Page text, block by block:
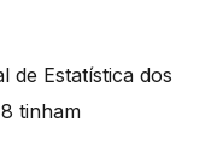
de Estatística dos
tinham